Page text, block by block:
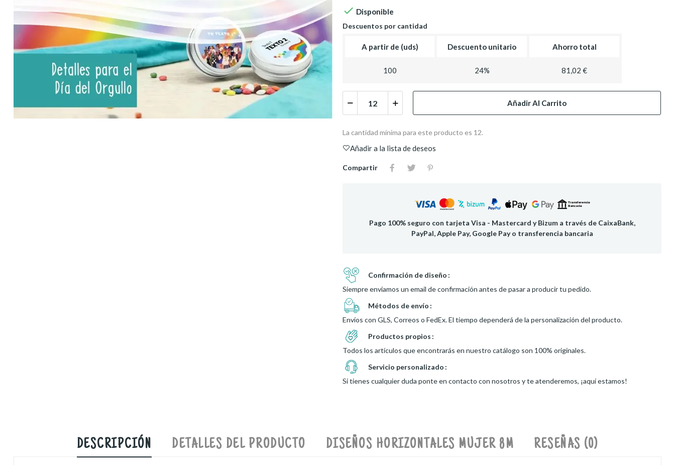
 Disponible
Descuentos por cantidad
A partir de (uds) Descuento unitario Ahorro total
100 24% 81,02 €
Añadir Al Carrito
La cantidad mínima para este producto es 12.
Añadir a la lista de deseos
Compartir
Pago 100% seguro con tarjeta Visa - Mastercard y Bizum a través de CaixaBank,
PayPal, Apple Pay, Google Pay o transferencia bancaria
Confirmación de diseño
Siempre enviamos un email de confirmación antes de pasar a producir tu pedido.
Métodos de envío
Envíos con GLS, Correos o FedEx. El tiempo dependerá de la personalización del producto.
Productos propios
Todos los artículos que encontrarás en nuestro catálogo son 100% originales.
Servicio personalizado
Si tienes cualquier duda ponte en contacto con nosotros y te atenderemos, ¡aquí estamos!
DESCRIPCIÓN DETALLES DEL PRODUCTO DISEÑOS HORIZONTALES MUJER 8M RESEÑAS (0)